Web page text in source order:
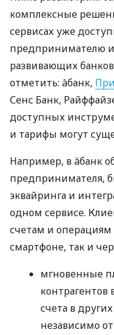
комплексные
сервисах уже
предпринимателю
развивающих
отметить: àбанк,
Сенс Банк,
доступных
и тарифы могут
Например, в àбанк
предпринимателя,
эквайринга и
одном сервисе.
счетам и операциям
смартфоне, так и
мгновенные
контрагентов
счета в
независимо